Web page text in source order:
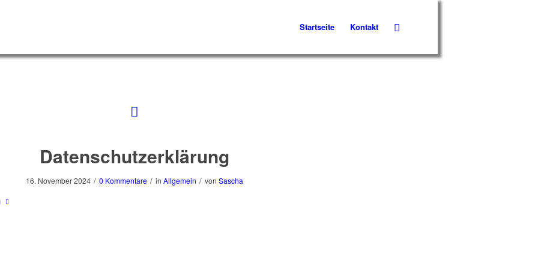
Startseite Kontakt
Datenschutzerklärung
16. November 2024 / 0 Kommentare / in Allgemein / von Sascha